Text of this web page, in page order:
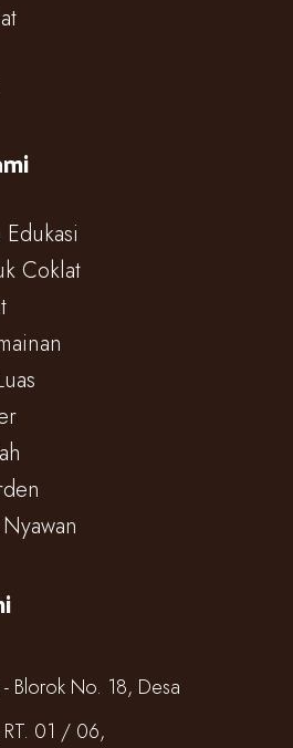
Coklat
- Blorok No. 18, Desa
01 / 06,